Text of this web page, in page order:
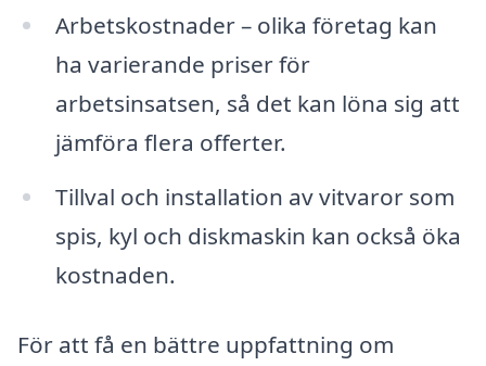
Arbetskostnader – olika företag kan
ha varierande priser för
arbetsinsatsen, så det kan löna sig att
jämföra flera offerter.
Tillval och installation av vitvaror som
spis, kyl och diskmaskin kan också öka
kostnaden.
För att få en bättre uppfattning om